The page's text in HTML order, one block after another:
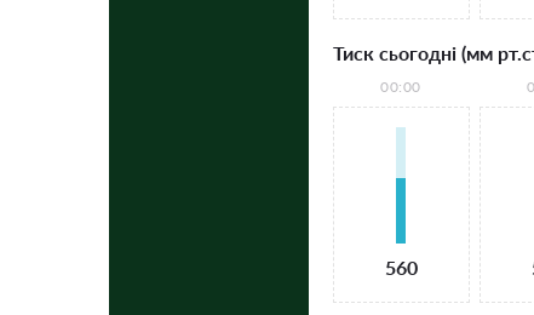
Тиск сьогодні (мм
00:00
560